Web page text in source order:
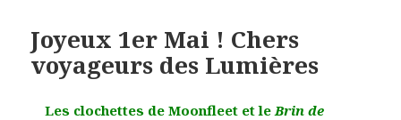
Joyeux 1er Mai ! Chers
voyageurs des Lumières
Les clochettes de Moonfleet et le Brin de